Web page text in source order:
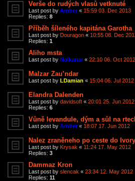
Verše do rudých vlasů vetknuté
Last post by Amber« 15:59 03. Dec 2013
Replies: 8
Příběh šíleného kapitána Garotha
Last post by Douragon « 10:55 08. Dec
Replies: 1
Aliho msta
Last post by Nalkanar« 22:10 06. Oct 2012
Malzar Zau’ndar
Last post by LDamian « 15:04 06. Jul 2012
Elandra Dalenden
Last post by davidsoft « 20:01 25. Jun 2012
Replies: 6
Vůně levandule, dým a sůl na
Last post by Amber« 18:07 17. Jun 2012
Nalez zraněneho po ceste do
Last post by Krysak « 11:24 17. May 2012
Replies: 3
Dammaz Kron
Last post by slencak « 23:34 12. May 2012
Replies: 11